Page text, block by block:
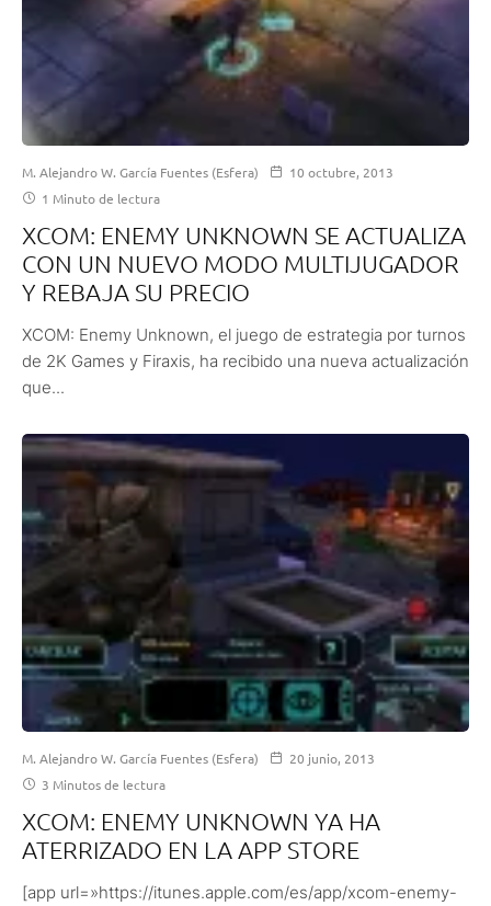
M. Alejandro W. García Fuentes (Esfera)
10 octubre, 2013
1 Minuto de lectura
XCOM: ENEMY UNKNOWN SE ACTUALIZA
CON UN NUEVO MODO MULTIJUGADOR
Y REBAJA SU PRECIO
XCOM: Enemy Unknown, el juego de estrategia por turnos
de 2K Games y Firaxis, ha recibido una nueva actualización
que...
M. Alejandro W. García Fuentes (Esfera)
20 junio, 2013
3 Minutos de lectura
XCOM: ENEMY UNKNOWN YA HA
ATERRIZADO EN LA APP STORE
[app url=»https://itunes.apple.com/es/app/xcom-enemy-